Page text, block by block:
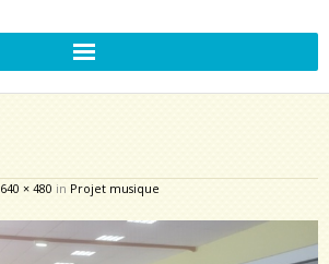
640 × 480 in Projet musique